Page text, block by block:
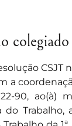
colegiado
CSJT
a
90, ao(à)
do Trabalho,